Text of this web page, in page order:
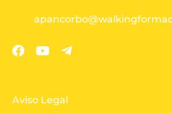
Aviso Legal